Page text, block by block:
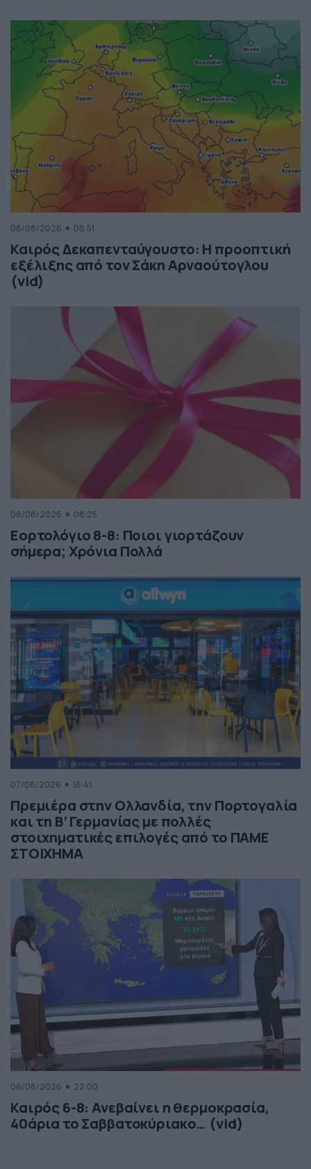
08/08/2026 08:51
Καιρός Δεκαπενταύγουστο: Η προοπτική
εξέλιξης από τον Σάκη Αρναούτογλου
(vid)
08/08/2026 08:25
Εορτολόγιο 8-8: Ποιοι γιορτάζουν
σήμερα; Χρόνια Πολλά
07/08/2026 16:41
Πρεμιέρα στην Ολλανδία, την Πορτογαλία
και τη Β’ Γερμανίας με πολλές
στοιχηματικές επιλογές από το ΠΑΜΕ
ΣΤΟΙΧΗΜΑ
06/08/2026 22:00
Καιρός 6-8: Ανεβαίνει η θερμοκρασία,
40άρια το Σαββατοκύριακο… (vid)